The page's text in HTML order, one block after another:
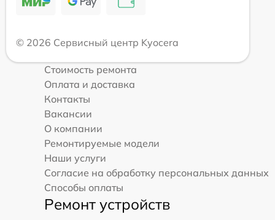
© 2026 Сервисный центр Kyocera
Стоимость ремонта
Оплата и доставка
Контакты
Вакансии
О компании
Ремонтируемые модели
Наши услуги
Согласие на обработку персональных данных
Способы оплаты
Ремонт устройств